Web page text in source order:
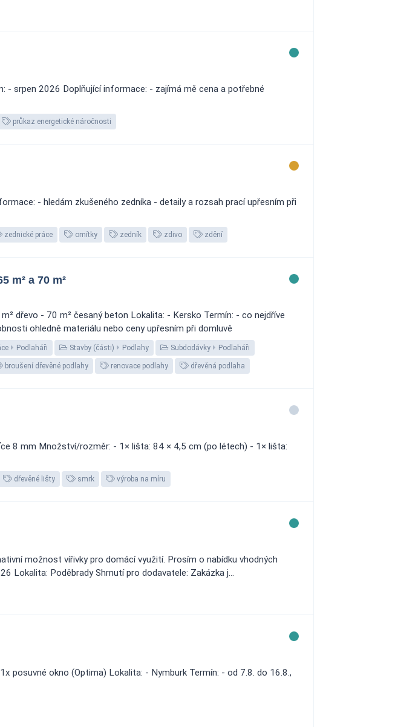
- srpen 2026 Doplňující informace: - zajímá mě cena a potřebné
průkaz energetické náročnosti
- hledám zkušeného zedníka - detaily a rozsah prací upřesním při
zednické práce omítky zedník zdivo zdění
m² a 70 m²
dřevo - 70 m² česaný beton Lokalita: - Kersko Termín: - co nejdříve
ohledně materiálu nebo ceny upřesním při domluvě
Podlaháři Stavby (části) Podlahy Subdodávky Podlaháři
broušení dřevěné podlahy renovace podlahy dřevěná podlaha
8 mm Množství/rozměr: - 1× lišta: 84 × 4,5 cm (po létech) - 1× lišta:
dřevěné lišty smrk výroba na míru
možnost vířivky pro domácí využití. Prosím o nabídku vhodných
Lokalita: Poděbrady Shrnutí pro dodavatele: Zakázka j...
posuvné okno (Optima) Lokalita: - Nymburk Termín: - od 7.8. do 16.8.,